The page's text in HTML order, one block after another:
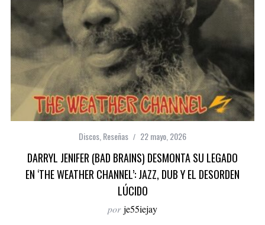
Discos Reseñas 22 mayo, 2026
DARRYL JENIFER (BAD BRAINS) DESMONTA SU LEGADO
EN ‘THE WEATHER CHANNEL’: JAZZ, DUB Y EL DESORDEN
LÚCIDO
por je55iejay